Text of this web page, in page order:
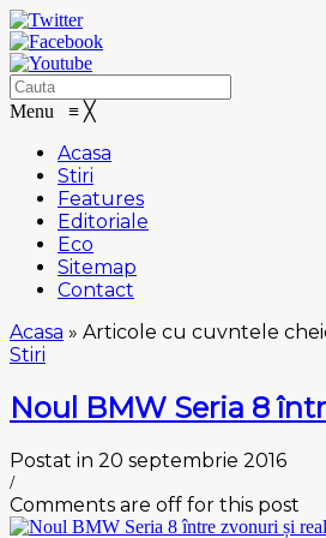
Menu ≡ ╳
Acasa
Stiri
Features
Editoriale
Eco
Sitemap
Contact
Acasa » Articole cu cuvntele
Stiri
Noul BMW Seria 8
Postat in 20 septembrie 2016
/
Comments are off for this post